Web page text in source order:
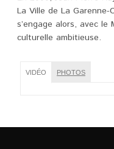
La Ville de La
s’engage alors, avec le
culturelle ambitieuse.
VIDÉO PHOTOS